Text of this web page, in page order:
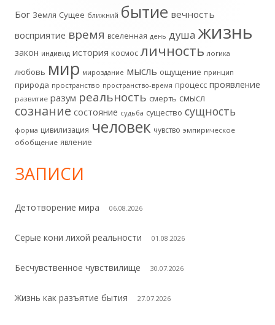
колонка
Бог Земля Сущее ближний бытие вечность
восприятие время вселенная день душа жизнь
закон индивид история космос личность логика
любовь мир мироздание мысль ощущение принцип
природа пространство пространство-время процесс проявление
развитие разум реальность смерть смысл
сознание состояние судьба существо сущность
форма цивилизация человек чувство эмпирическое
обобщение явление
ЗАПИСИ
Детотворение мира 06.08.2026
Серые кони лихой реальности 01.08.2026
Бесчувственное чувствилище 30.07.2026
Жизнь как разъятие бытия 27.07.2026